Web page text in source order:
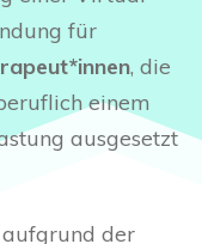
dieser
darauf
einer
zu können.
Programm
zu
dieser
darauf
einer
zu können.
für
, die
einem
ausgesetzt
der